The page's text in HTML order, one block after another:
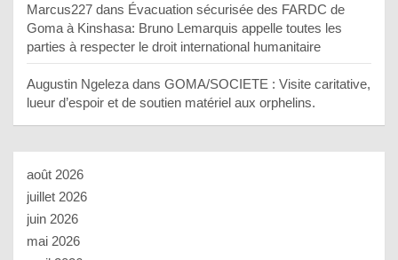
Marcus227 dans Évacuation sécurisée des FARDC de
Goma à Kinshasa: Bruno Lemarquis appelle toutes les
parties à respecter le droit international humanitaire
Augustin Ngeleza dans GOMA/SOCIETE : Visite caritative,
lueur d’espoir et de soutien matériel aux orphelins.
août 2026
juillet 2026
juin 2026
mai 2026